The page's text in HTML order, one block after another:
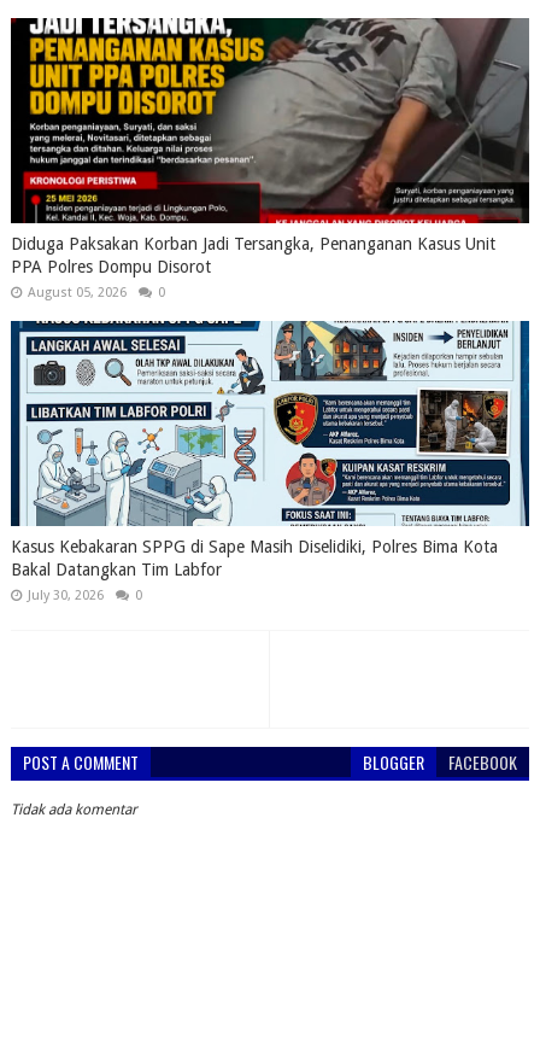
Diduga Paksakan Korban Jadi Tersangka, Penanganan Kasus Unit
PPA Polres Dompu Disorot
August 05, 2026 0
Kasus Kebakaran SPPG di Sape Masih Diselidiki, Polres Bima Kota
Bakal Datangkan Tim Labfor
July 30, 2026 0
POST A COMMENT BLOGGER FACEBOOK
Tidak ada komentar